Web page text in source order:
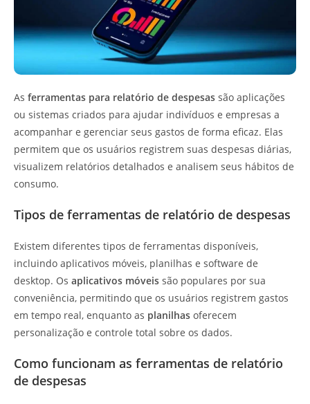
As ferramentas para relatório de despesas são aplicações
ou sistemas criados para ajudar indivíduos e empresas a
acompanhar e gerenciar seus gastos de forma eficaz. Elas
permitem que os usuários registrem suas despesas diárias,
visualizem relatórios detalhados e analisem seus hábitos de
consumo.
Tipos de ferramentas de relatório de despesas
Existem diferentes tipos de ferramentas disponíveis,
incluindo aplicativos móveis, planilhas e software de
desktop. Os aplicativos móveis são populares por sua
conveniência, permitindo que os usuários registrem gastos
em tempo real, enquanto as planilhas oferecem
personalização e controle total sobre os dados.
Como funcionam as ferramentas de relatório
de despesas